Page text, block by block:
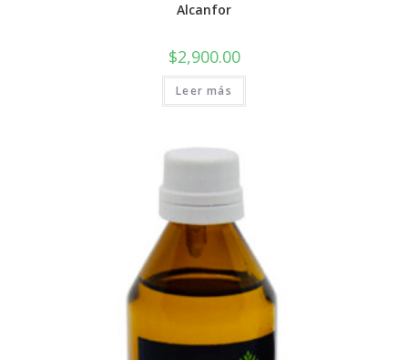
Alcanfor
$2,900.00
Leer más